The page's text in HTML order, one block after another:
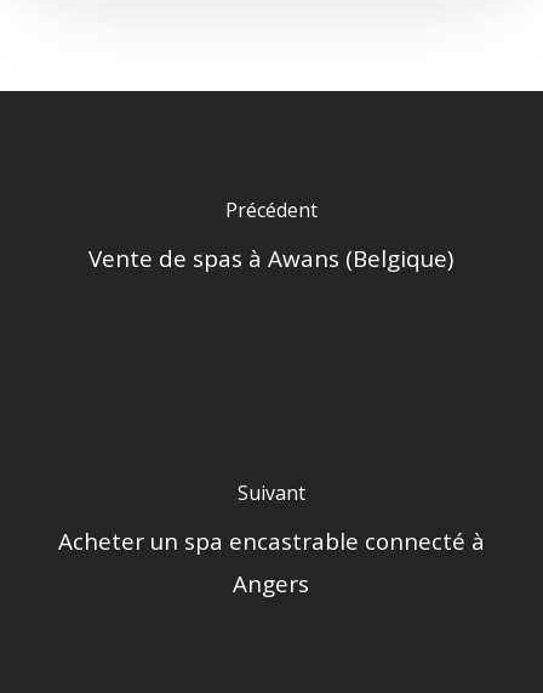
Précédent
Vente de spas à Awans (Belgique)
Suivant
Acheter un spa encastrable connecté à
Angers